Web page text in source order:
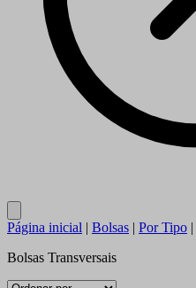
Página inicial | Bolsas | Por Tipo |
Bolsas Transversais